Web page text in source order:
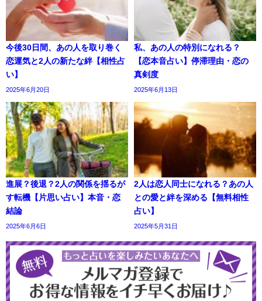
今後30日間、あの人を取り巻く
恋運気と2人の新たな絆【相性占
い】
2025年6月20日
私、あの人の特別になれる？
【恋本音占い】停滞理由・恋の
真剣度
2025年6月13日
進展？後退？2人の関係を揺るが
す転機【片思い占い】本音・恋
結論
2025年6月6日
2人は恋人同士になれる？あの人
との愛と絆を深める【無料相性
占い】
2025年5月31日